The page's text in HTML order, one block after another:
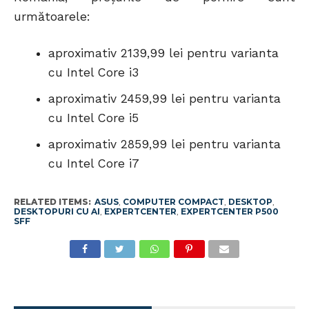
următoarele:
aproximativ 2139,99 lei pentru varianta
cu Intel Core i3
aproximativ 2459,99 lei pentru varianta
cu Intel Core i5
aproximativ 2859,99 lei pentru varianta
cu Intel Core i7
RELATED ITEMS: ASUS, COMPUTER COMPACT, DESKTOP,
DESKTOPURI CU AI, EXPERTCENTER, EXPERTCENTER P500
SFF